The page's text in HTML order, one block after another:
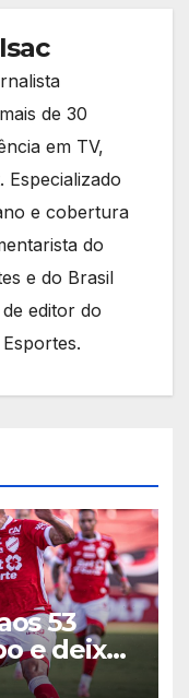
de 30
em TV,
Especializado
e cobertura
do
e do Brasil
editor do
53
e deixa
da